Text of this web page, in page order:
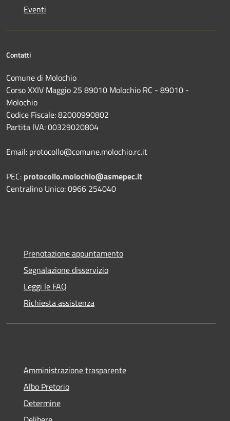
Eventi
Contatti
Comune di Molochio
Corso XXIV Maggio 25 89010 Molochio RC - 89010 -
Molochio
Codice Fiscale: 82000990802
Partita IVA: 00329020804
Email: protocollo@comune.molochio.rc.it
PEC: protocollo.molochio@asmepec.it
Centralino Unico: 0966 254040
Prenotazione appuntamento
Segnalazione disservizio
Leggi le FAQ
Richiesta assistenza
Amministrazione trasparente
Albo Pretorio
Determine